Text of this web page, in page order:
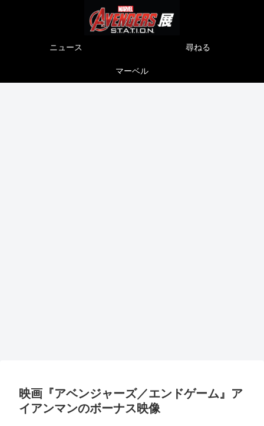
ニュース 尋ねる
マーベル
映画『アベンジャーズ／エンドゲーム』ア
イアンマンのボーナス映像